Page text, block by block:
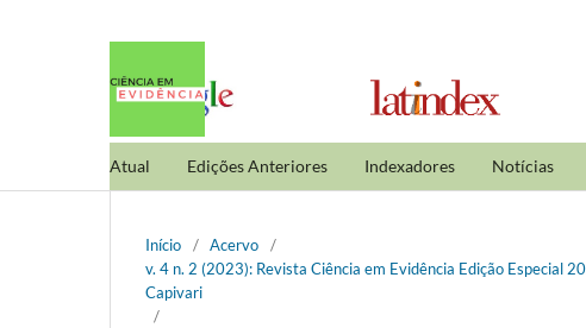
Atual Edições Anteriores Indexadores Notícias
Início / Acervo
/
v. 4 n. 2 (2023): Revista Ciência em Evidência Edição Especial
Capivari
/